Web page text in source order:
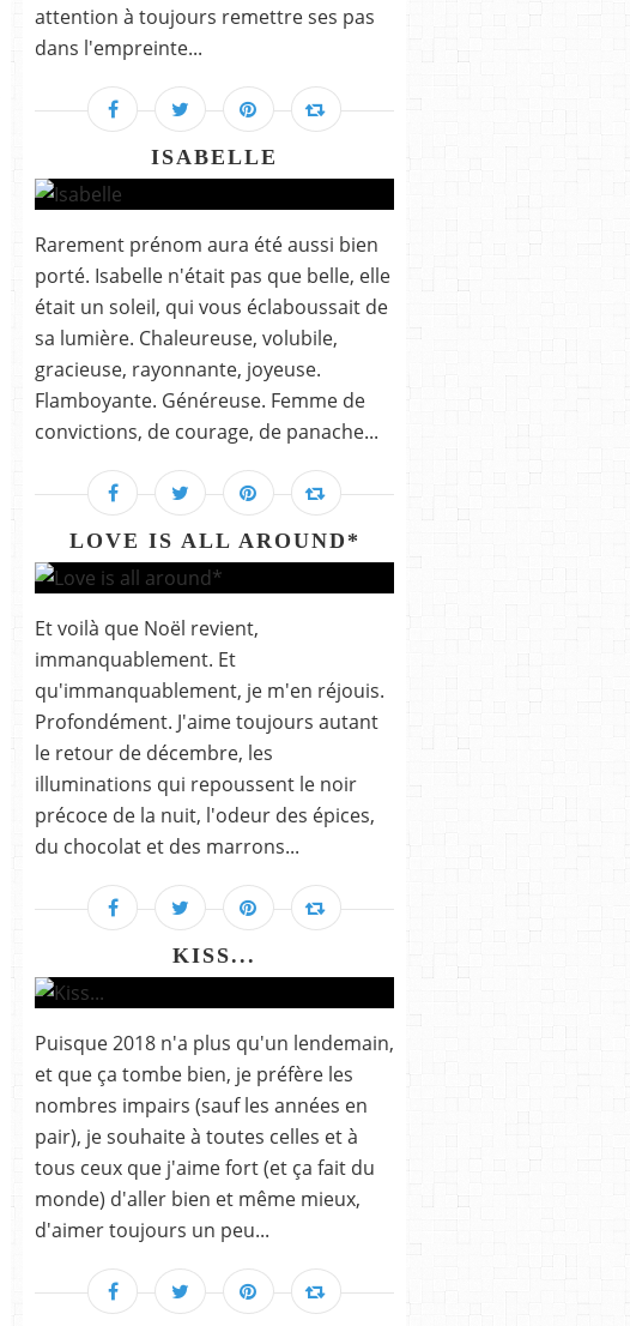
attention à toujours remettre ses pas
dans l'empreinte...
ISABELLE
Rarement prénom aura été aussi bien
porté. Isabelle n'était pas que belle, elle
était un soleil, qui vous éclaboussait de
sa lumière. Chaleureuse, volubile,
gracieuse, rayonnante, joyeuse.
Flamboyante. Généreuse. Femme de
convictions, de courage, de panache...
LOVE IS ALL AROUND*
Et voilà que Noël revient,
immanquablement. Et
qu'immanquablement, je m'en réjouis.
Profondément. J'aime toujours autant
le retour de décembre, les
illuminations qui repoussent le noir
précoce de la nuit, l'odeur des épices,
du chocolat et des marrons...
KISS...
Puisque 2018 n'a plus qu'un lendemain,
et que ça tombe bien, je préfère les
nombres impairs (sauf les années en
pair), je souhaite à toutes celles et à
tous ceux que j'aime fort (et ça fait du
monde) d'aller bien et même mieux,
d'aimer toujours un peu...